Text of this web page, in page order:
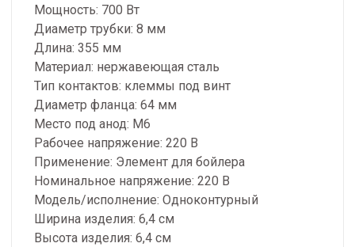
Мощность: 700 Вт
Диаметр трубки: 8 мм
Длина: 355 мм
Материал: нержавеющая сталь
Тип контактов: клеммы под винт
Диаметр фланца: 64 мм
Место под анод: М6
Рабочее напряжение: 220 В
Применение: Элемент для бойлера
Номинальное напряжение: 220 В
Модель/исполнение: Одноконтурный
Ширина изделия: 6,4 см
Высота изделия: 6,4 см